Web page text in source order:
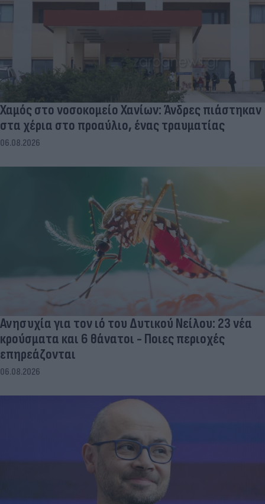
Χαμός στο νοσοκομείο Χανίων: Άνδρες πιάστηκαν
στα χέρια στο προαύλιο, ένας τραυματίας
06.08.2026
Ανησυχία για τον ιό του Δυτικού Νείλου: 23 νέα
κρούσματα και 6 θάνατοι - Ποιες περιοχές
επηρεάζονται
06.08.2026